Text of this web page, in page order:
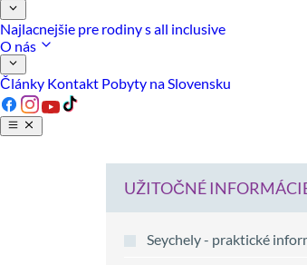
Najlacnejšie pre rodiny s all inclusive
O nás
Články Kontakt Pobyty na Slovensku
UŽITOČNÉ
Seychely - praktické